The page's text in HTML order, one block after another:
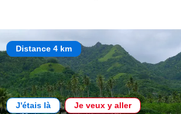
Distance 4 km
J'étais là Je veux y aller